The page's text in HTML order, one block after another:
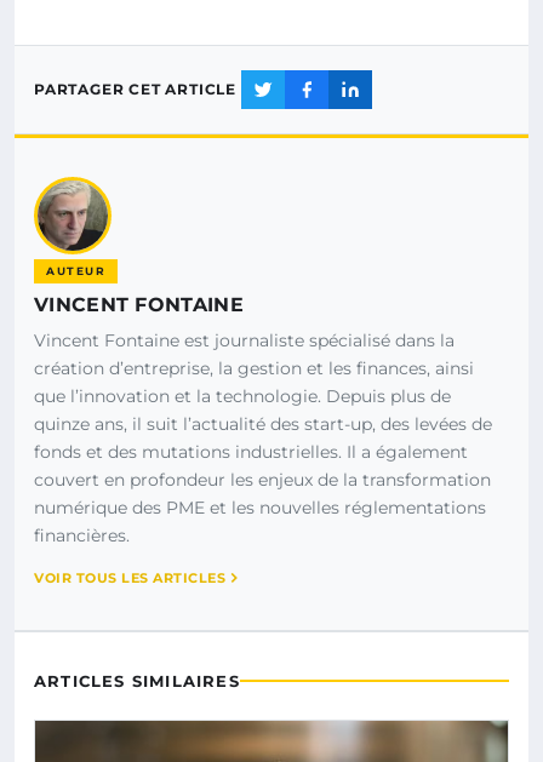
PARTAGER CET ARTICLE
AUTEUR
VINCENT FONTAINE
Vincent Fontaine est journaliste spécialisé dans la
création d’entreprise, la gestion et les finances, ainsi
que l’innovation et la technologie. Depuis plus de
quinze ans, il suit l’actualité des start-up, des levées de
fonds et des mutations industrielles. Il a également
couvert en profondeur les enjeux de la transformation
numérique des PME et les nouvelles réglementations
financières.
VOIR TOUS LES ARTICLES
ARTICLES SIMILAIRES